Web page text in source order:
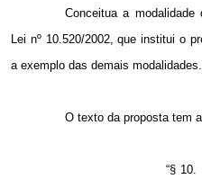
Conceitua a
Lei nº 10.520/2002, que institui o
aexemplo das demais modalidades.
O texto da proposta tem
“§ 10.